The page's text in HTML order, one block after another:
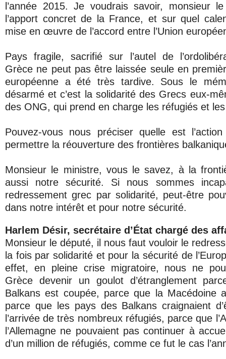
l’année 2015. Je voudrais savoir, monsieur
l’apport concret de la France, et sur quel
mise en œuvre de l’accord entre l’Union
Pays fragile, sacrifié sur l’autel de
Grèce ne peut pas être laissée seule en
européenne a été très tardive. Sous le
désarmé et c’est la solidarité des Grecs eux-
des ONG, qui prend en charge les réfugiés et
Pouvez-vous nous préciser quelle est
permettre la réouverture des frontières
Monsieur le ministre, vous le savez, à la
aussi notre sécurité. Si nous sommes
redressement grec par solidarité, peut-être
dans notre intérêt et pour notre sécurité.
Harlem Désir, secrétaire d’État chargé des
Monsieur le député, il nous faut vouloir le
la fois par solidarité et pour la sécurité de
effet, en pleine crise migratoire, nous ne
Grèce devenir un goulot d’étranglement
Balkans est coupée, parce que la Macédoine
parce que les pays des Balkans craignaient
l’arrivée de très nombreux réfugiés, parce que
l’Allemagne ne pouvaient pas continuer à
d’un million de réfugiés, comme ce fut le cas